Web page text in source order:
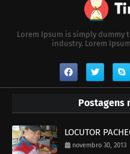
Lorem Ipsum is simply
industry. Lorem
Postagens
LOCUTOR
novembro 30, 2013